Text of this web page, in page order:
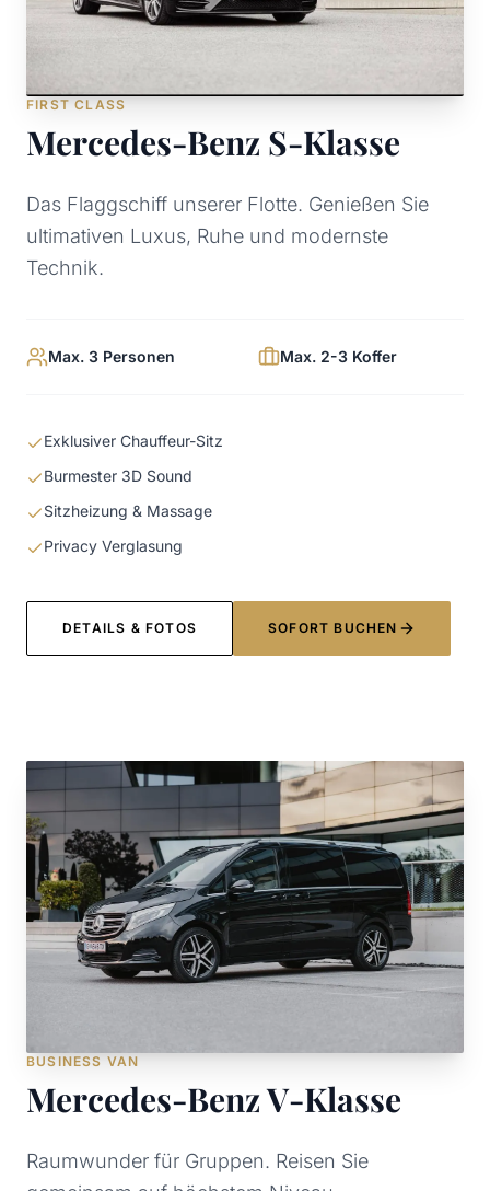
FIRST CLASS
Mercedes-Benz S-Klasse
Das Flaggschiff unserer Flotte. Genießen Sie
ultimativen Luxus, Ruhe und modernste
Technik.
Max. 3 Personen Max. 2-3 Koffer
Exklusiver Chauffeur-Sitz
Burmester 3D Sound
Sitzheizung & Massage
Privacy Verglasung
DETAILS & FOTOS SOFORT BUCHEN
BUSINESS VAN
Mercedes-Benz V-Klasse
Raumwunder für Gruppen. Reisen Sie